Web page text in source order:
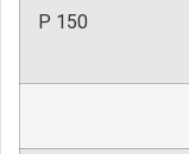
P 150